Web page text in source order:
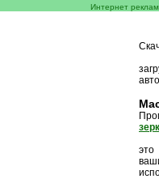
Интернет
это